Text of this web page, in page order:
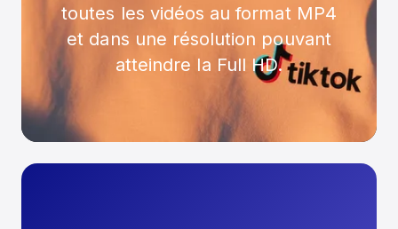
toutes les vidéos au format MP4
et dans une résolution pouvant
atteindre la Full HD.